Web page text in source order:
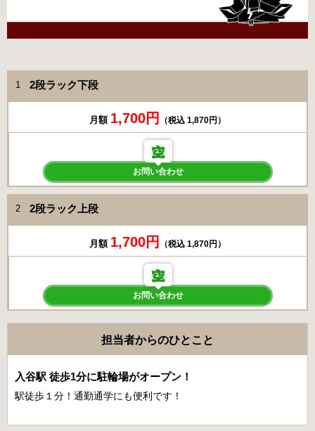
1 2段ラック下段
月額 1,700円 （税込 1,870円）
お問い合わせ
2 2段ラック上段
月額 1,700円 （税込 1,870円）
お問い合わせ
担当者からのひとこと
入谷駅 徒歩1分に駐輪場がオープン！
駅徒歩１分！通勤通学にも便利です！